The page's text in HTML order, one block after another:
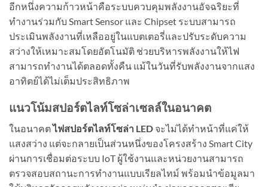
อีกหนึ่งความก้าวหน้าคือระบบควบคุมพลังงานอัจฉริยะที่
ทำงานร่วมกับ Smart Sensor และ Chipset ระบบสามารถ
ประเมินพลังงานที่เหลืออยู่ในแบตเตอรี่และปรับระดับความ
สว่างให้เหมาะสมโดยอัตโนมัติ ช่วยบริหารพลังงานให้ไฟ
สามารถทำงานได้ตลอดทั้งคืน แม้ในวันที่รับพลังงานจากแสง
อาทิตย์ได้ไม่เต็มประสิทธิภาพ
แนวโน้มสปอร์ตไลท์โซล่าเซลล์ในอนาคต
ในอนาคตไฟสปอร์ตไลท์โซล่า LED จะไม่ได้ทำหน้าที่แค่ให้
แสงสว่าง แต่จะกลายเป็นส่วนหนึ่งของโครงสร้าง Smart City
ผ่านการเชื่อมต่อระบบ IoT ผู้ใช้งานและหน่วยงานสามารถ
ตรวจสอบสถานะการทำงานแบบเรียลไทม์ พร้อมนำข้อมูลมา